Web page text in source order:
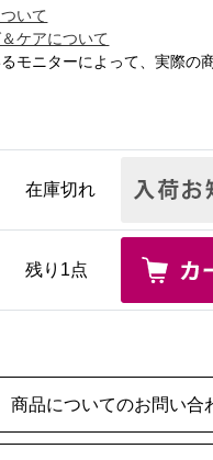
いて
ケアについて
モニターによって、実際の
在庫切れ
残り1点
商品についてのお問い合